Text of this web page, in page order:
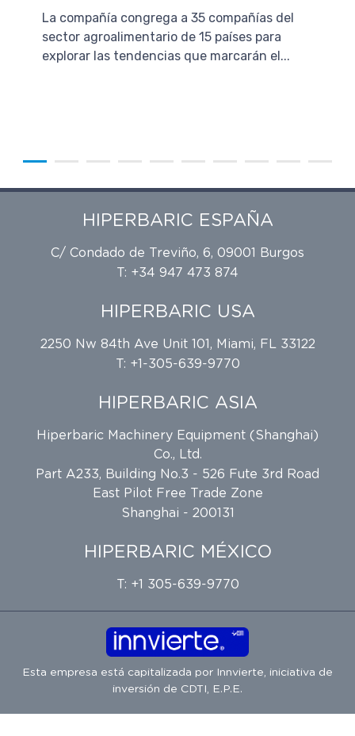
La compañía congrega a 35 compañías del
sector agroalimentario de 15 países para
explorar las tendencias que marcarán el...
HIPERBARIC ESPAÑA
C/ Condado de Treviño, 6, 09001 Burgos
T: +34 947 473 874
HIPERBARIC USA
2250 Nw 84th Ave Unit 101, Miami, FL 33122
T: +1-305-639-9770
HIPERBARIC ASIA
Hiperbaric Machinery Equipment (Shanghai)
Co., Ltd.
Part A233, Building No.3 - 526 Fute 3rd Road
East Pilot Free Trade Zone
Shanghai - 200131
HIPERBARIC MÉXICO
T: +1 305-639-9770
Esta empresa está capitalizada por Innvierte , iniciativa de
inversión de CDTI, E.P.E.